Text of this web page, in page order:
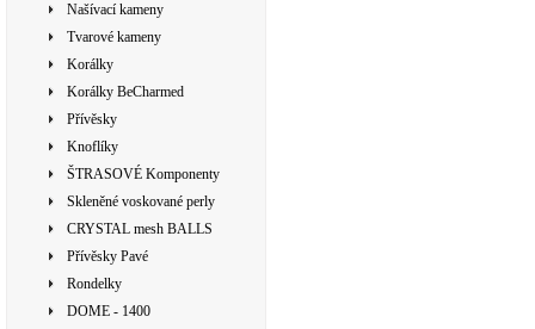
Našívací kameny
Tvarové kameny
Korálky
Korálky BeCharmed
Přívěsky
Knoflíky
ŠTRASOVÉ Komponenty
Skleněné voskované perly
CRYSTAL mesh BALLS
Přívěsky Pavé
Rondelky
DOME - 1400